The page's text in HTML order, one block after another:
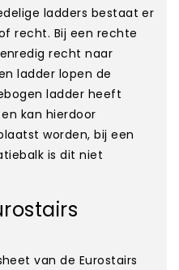
ladders bestaat er
recht. Bij een rechte
recht naar
ladder lopen de
ladder heeft
kan hierdoor
worden, bij een
is dit niet
van de Eurostairs